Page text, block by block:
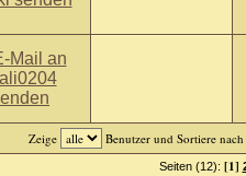
Zeige Benutzer und Sortiere nach
Seiten (12): [1]